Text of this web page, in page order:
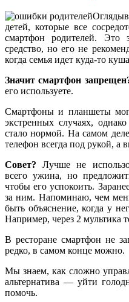
детей, которые все
смартфон родителей. Это
средство, но его не
когда семья идет куда-то
Значит смартфон
его используете.
Смартфоны и планшеты
экстренных случаях,
стало нормой. На самом
телефон всегда под рукой, а
Совет? Лучше не
всего ужина, но
чтобы его успокоить.
за ним. Напоминаю, чем
быть объяснение, когда у
Например, через 2 мультика
В ресторане смартфон не
редко, в самом конце можно.
Мы знаем, как сложно
альтернатива — уйти
помочь.